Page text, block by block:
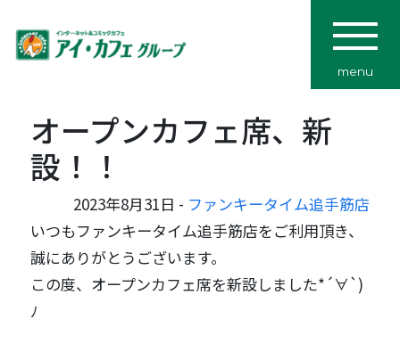
menu
オープンカフェ席、新
設！！
2023年8月31日 - ファンキータイム追手筋店
いつもファンキータイム追手筋店をご利用頂き、
誠にありがとうございます。
この度、オープンカフェ席を新設しました*´∀`)
ﾉ